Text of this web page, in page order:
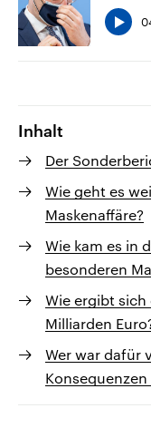
Inhalt
Der
Wie geht es
Maskenaffäre?
Wie kam es in
besonderen
Wie ergibt sich
Milliarden
Wer war dafür